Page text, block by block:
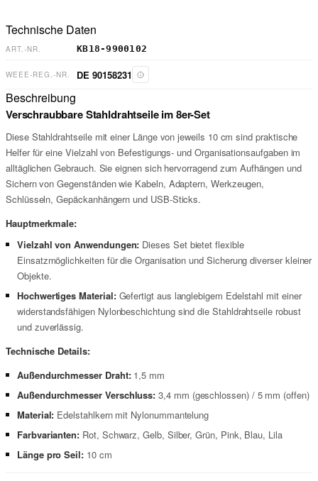
Technische Daten
ART.-NR. KB18-9900102
WEEE-REG.-NR. DE 90158231
Beschreibung
Verschraubbare Stahldrahtseile im 8er-Set
Diese Stahldrahtseile mit einer Länge von jeweils 10 cm sind praktische
Helfer für eine Vielzahl von Befestigungs- und Organisationsaufgaben im
alltäglichen Gebrauch. Sie eignen sich hervorragend zum Aufhängen und
Sichern von Gegenständen wie Kabeln, Adaptern, Werkzeugen,
Schlüsseln, Gepäckanhängern und USB-Sticks.
Hauptmerkmale:
Vielzahl von Anwendungen: Dieses Set bietet flexible
Einsatzmöglichkeiten für die Organisation und Sicherung diverser kleiner
Objekte.
Hochwertiges Material:Gefertigt aus langlebigem Edelstahl mit einer
widerstandsfähigen Nylonbeschichtung sind die Stahldrahtseile robust
und zuverlässig.
Technische Details:
Außendurchmesser Draht:1,5 mm
Außendurchmesser Verschluss: 3,4 mm (geschlossen) / 5 mm (offen)
Material: Edelstahlkern mit Nylonummantelung
Farbvarianten: Rot, Schwarz, Gelb, Silber, Grün, Pink, Blau, Lila
Länge pro Seil: 10 cm